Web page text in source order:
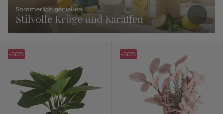
Sommerlich genießen
Stilvolle Krüge und Karaffen
-50% -50%